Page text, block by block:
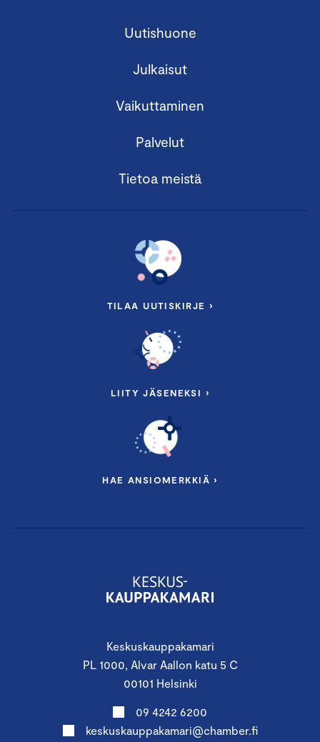
Keskuskauppakamari
PL 1000, Alvar Aallon katu 5 C
00101 Helsinki
09 4242 6200
keskuskauppakamari@chamber.fi
Uutishuone
Julkaisut
Vaikuttaminen
Palvelut
Tietoa meistä
TILAA UUTISKIRJE ›
LIITY JÄSENEKSI ›
HAE ANSIOMERKKIÄ ›